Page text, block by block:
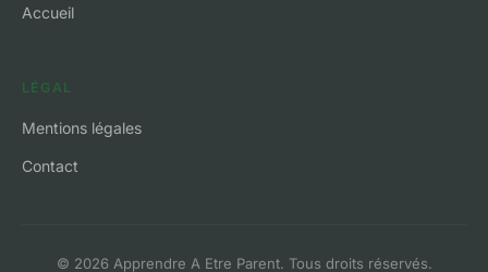
Accueil
LÉGAL
Mentions légales
Contact
© 2026 Apprendre A Etre Parent. Tous droits réservés.